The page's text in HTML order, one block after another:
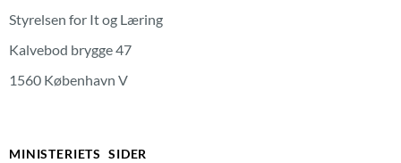
Styrelsen for It og Læring
Kalvebod brygge 47
1560 København V
MINISTERIETS SIDER